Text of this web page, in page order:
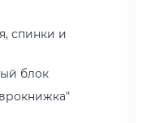
спинки и
блок